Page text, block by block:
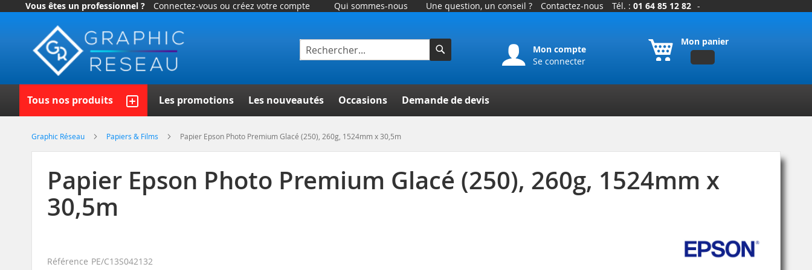
Vous êtes un professionnel ? Connectez-vous ou créez votre compte Qui sommes-nous Une question, un conseil ? Contactez-nous Tél. : 01 64 85 12 82 -
Allez
contenu
Mon panier
Mon compte
Se connecter
Tous nos produits Les promotions Les nouveautés Occasions Demande de devis
Graphic Réseau Papiers & Films Papier Epson Photo Premium Glacé (250), 260g, 1524mm x 30,5m
Papier Epson Photo Premium Glacé (250), 260g, 1524mm x
30,5m
Référence PE/C13S042132